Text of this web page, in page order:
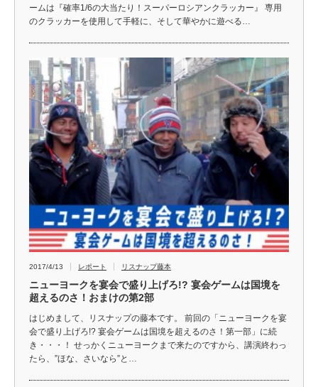
ームは『確率1/6の大当たり！スーパーロシアンクラッカー』 専用
のクラッカーを使用して手軽に、そして華やかに遊べる…
2017/4/13 レポート リスナップ藤本
ニューヨークを宴会で盛り上げろ!? 宴会ゲームは国境を
超えるのさ！おまけの第2部
はじめまして、リスナップの藤本です。 前回の「ニューヨークを宴
会で盛り上げろ!? 宴会ゲームは国境を超えるのさ！第一部」に続
き・・・！ せっかくニューヨークまで来たのですから、講演終わっ
たら、”ほな、さいなら”と…